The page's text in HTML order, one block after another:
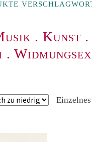
. Kunst .
.